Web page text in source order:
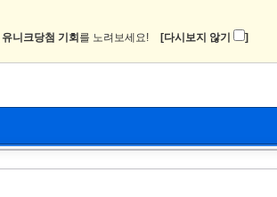
유니크당첨 기회 를 노려보세요! [다시보지 않기 ]